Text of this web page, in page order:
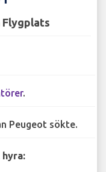
Flygplats
.
Peugeot sökte.